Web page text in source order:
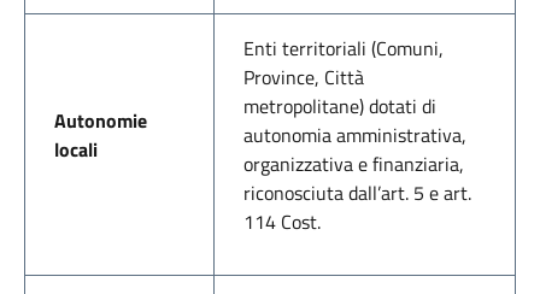
Autonomie
locali
Enti territoriali (Comuni,
Province, Città
metropolitane) dotati di
autonomia amministrativa,
organizzativa e finanziaria,
riconosciuta dall’art. 5 e art.
114 Cost.